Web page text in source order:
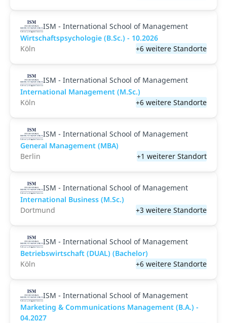
ISM - International School of Management
Wirtschaftspsychologie (B.Sc.) - 10.2026
Köln
+6 weitere Standorte
ISM - International School of Management
International Management (M.Sc.)
Köln
+6 weitere Standorte
ISM - International School of Management
General Management (MBA)
Berlin
+1 weiterer Standort
ISM - International School of Management
International Business (M.Sc.)
Dortmund
+3 weitere Standorte
ISM - International School of Management
Betriebswirtschaft (DUAL) (Bachelor)
Köln
+6 weitere Standorte
ISM - International School of Management
Marketing & Communications Management (B.A.) -
04.2027